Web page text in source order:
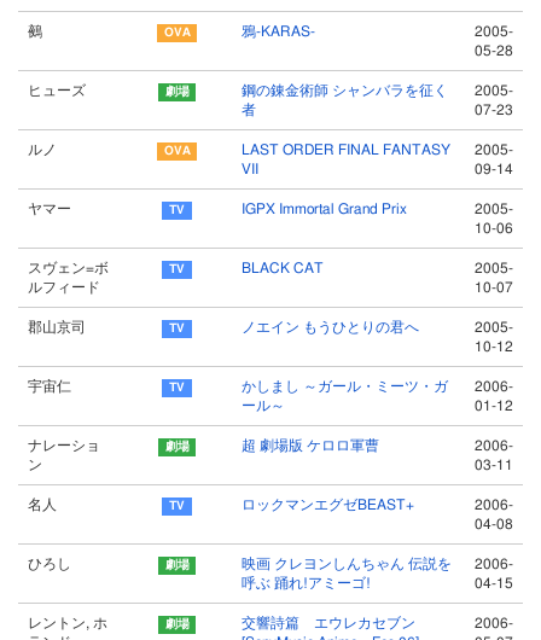
鵺 鴉-KARAS-
2005-
05-28
ヒューズ
鋼の錬金術師 シャンバラを征く
者
2005-
07-23
ルノ
LAST ORDER FINAL FANTASY
VII
2005-
09-14
ヤマー IGPX Immortal Grand Prix
2005-
10-06
スヴェン=ボ
ルフィード
BLACK CAT
2005-
10-07
郡山京司 ノエイン もうひとりの君へ
2005-
10-12
宇宙仁
かしまし ～ガール・ミーツ・ガ
ール～
2006-
01-12
ナレーショ
ン
超 劇場版 ケロロ軍曹
2006-
03-11
名人 ロックマンエグゼBEAST+
2006-
04-08
ひろし
映画 クレヨンしんちゃん 伝説を
呼ぶ 踊れ!アミーゴ!
2006-
04-15
レントン, ホ
交響詩篇 エウレカセブン
2006-